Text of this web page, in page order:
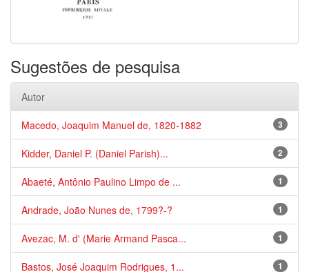
Sugestões de pesquisa
Autor
3
Macedo, Joaquim Manuel de, 1820-1882
2
Kidder, Daniel P. (Daniel Parish)...
1
Abaeté, Antônio Paulino Limpo de ...
1
Andrade, João Nunes de, 1799?-?
1
Avezac, M. d' (Marie Armand Pasca...
1
Bastos, José Joaquim Rodrigues, 1...